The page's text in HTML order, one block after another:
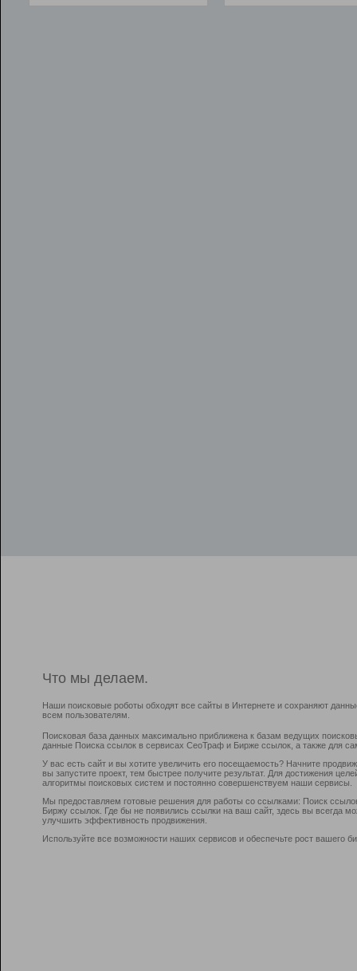
Что мы делаем.
Наши поисковые роботы обходят все сайты в Интернете и сохраняют
всем пользователям.
Поисковая база данных максимально приближена к базам ведущих
данные Поиска ссылок в сервисах СеоТраф и Бирже ссылок, а также для
У вас есть сайт и вы хотите увеличить его посещаемость? Начните
вы запустите проект, тем быстрее получите результат. Для достижения
алгоритмы поисковых систем и постоянно совершенствуем наши сервисы.
Мы предоставляем готовые решения для работы со ссылками: Поиск
Биржу ссылок. Где бы не появились ссылки на ваш сайт, здесь вы всегда
улучшить эффективность продвижения.
Используйте все возможности наших сервисов и обеспечьте рост вашего